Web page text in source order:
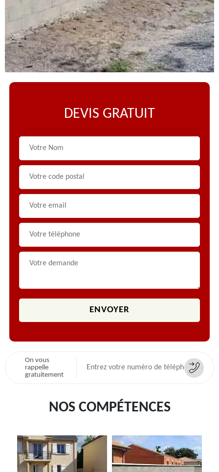
DEVIS GRATUIT
On vous
rappelle
gratuitement
NOS COMPÉTENCES